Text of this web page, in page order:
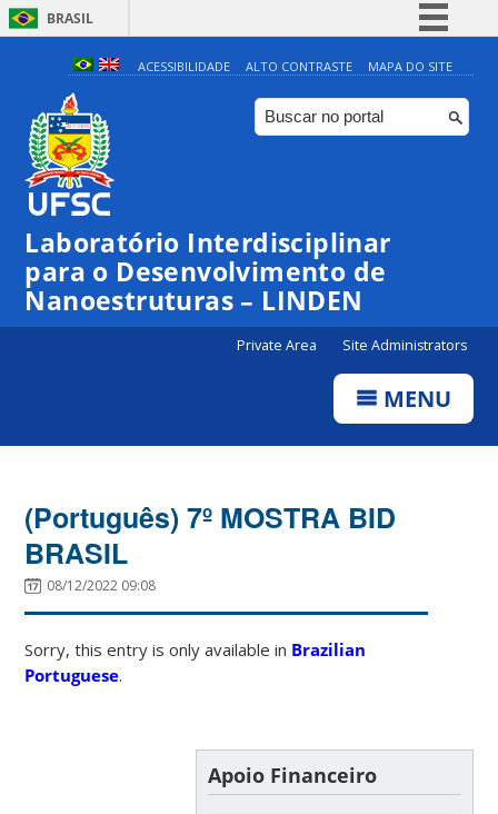
BRASIL
Simplifique!
Comunica BR
Participe
Canais
ACESSIBILIDADE ALTO CONTRASTE MAPA DO SITE
Laboratório Interdisciplinar
para o Desenvolvimento de
Nanoestruturas – LINDEN
Private Area Site Administrators
MENU
(Português) 7º MOSTRA BID
BRASIL
08/12/2022 09:08
Sorry, this entry is only available in Brazilian
Portuguese.
Apoio Financeiro